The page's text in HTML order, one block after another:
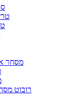
מסחר
רובוט